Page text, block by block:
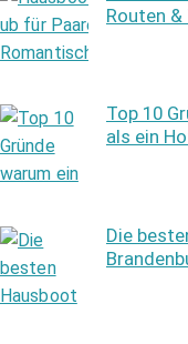
Routen &
Top 10
als ein
Die